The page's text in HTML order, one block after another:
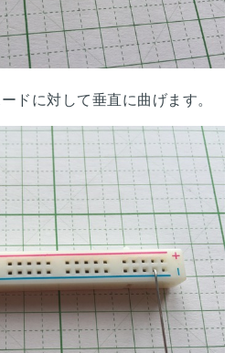
ドに対して垂直に曲げます。